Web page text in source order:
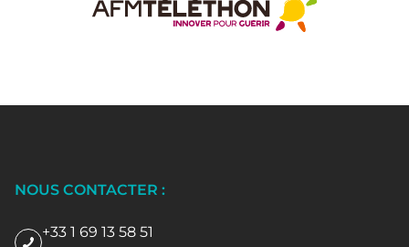
NOUS CONTACTER :
+33 1 69 13 58 51